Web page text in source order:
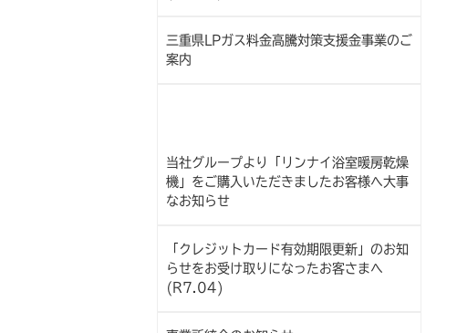
三重県LPガス料金高騰対策支援金事業のご
案内
当社グループより「リンナイ浴室暖房乾燥
機」をご購入いただきましたお客様へ大事
なお知らせ
「クレジットカード有効期限更新」のお知
らせをお受け取りになったお客さまへ
(R7.04)